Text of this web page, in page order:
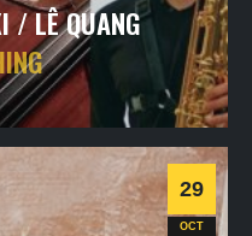
/ LÊ QUANG
- SALLE 1
29
OCT